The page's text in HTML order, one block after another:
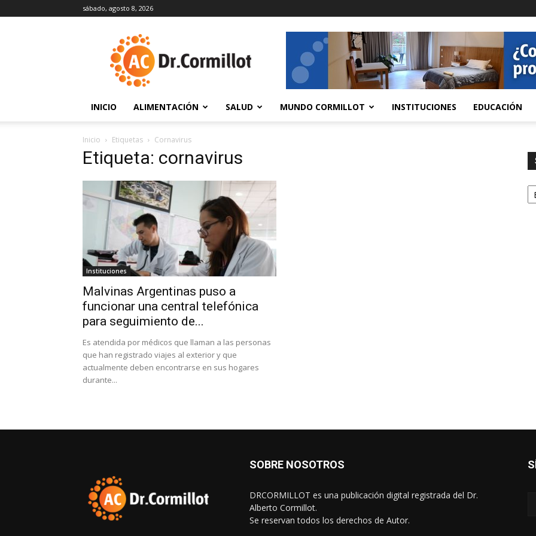
sábado, agosto 8, 2026
INICIO ALIMENTACIÓN SALUD MUNDO CORMILLOT INSTITUCIONES EDUCACIÓN
Inicio Etiquetas Cornavirus
Etiqueta: cornavirus
Instituciones
Malvinas Argentinas puso a
funcionar una central telefónica
para seguimiento de...
Es atendida por médicos que llaman a las personas
que han registrado viajes al exterior y que
actualmente deben encontrarse en sus hogares
durante...
SOBRE NOSOTROS
DRCORMILLOT es una publicación digital registrada del Dr.
Alberto Cormillot.
Se reservan todos los derechos de Autor.